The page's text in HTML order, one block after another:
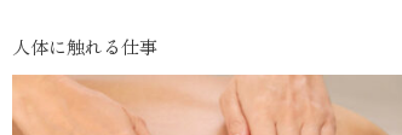
人体に触れる仕事